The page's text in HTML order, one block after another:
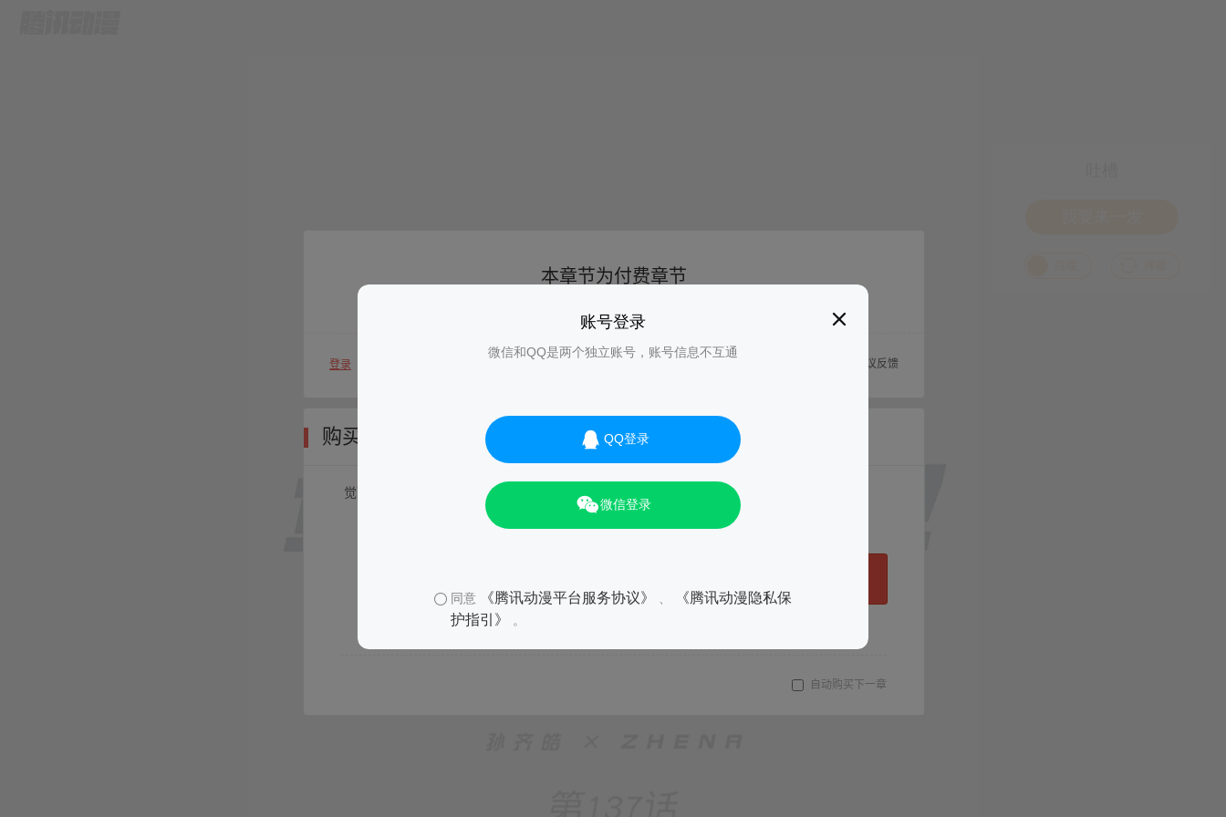
账号登录
微信和QQ是两个独立账号，账号信息不互通
QQ登录
微信登录
同意 《腾讯动漫平台服务协议》
《腾讯动漫隐私保
护指引》
。